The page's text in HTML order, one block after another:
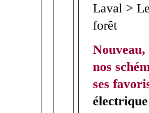
Laval >
forêt
nos
ses